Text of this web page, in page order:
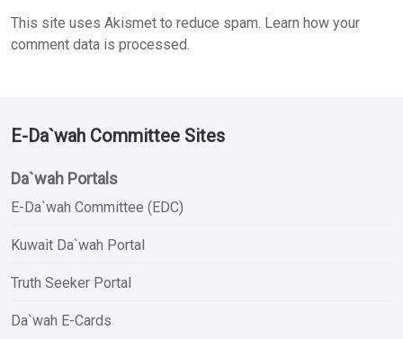
This site uses Akismet to reduce spam. Learn how your
comment data is processed.
E-Da`wah Committee Sites
Da`wah Portals
E-Da`wah Committee (EDC)
Kuwait Da`wah Portal
Truth Seeker Portal
Da`wah E-Cards